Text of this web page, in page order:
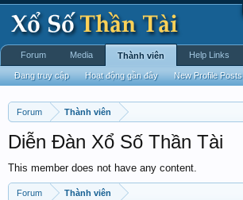
Forum Thành viên
Diễn Đàn Xổ Số Thần Tài
This member does not have any content.
Forum Thành viên
Forum Media Thành viên
Đang truy cập Hoạt động gần đây New Profile Posts
Help Links